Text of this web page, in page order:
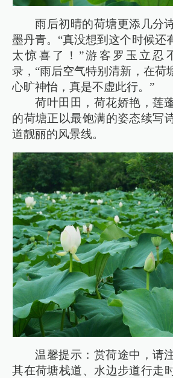
雨后初晴的荷塘更添几分
墨丹青。“真没想到这个时候还
太惊喜了！”游客罗玉立忍
录，“雨后空气特别清新，在荷
心旷神怡，真是不虚此行。”
荷叶田田，荷花娇艳，莲
的荷塘正以最饱满的姿态续写
道靓丽的风景线。
温馨提示：赏荷途中，请
其在荷塘栈道、水边步道行走